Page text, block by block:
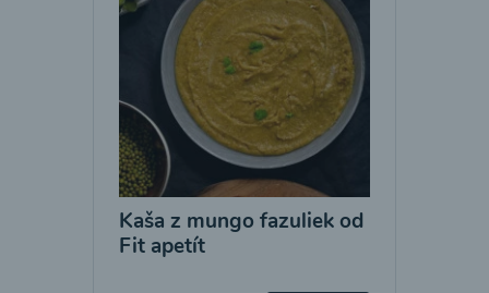
Kaša z mungo fazuliek od
Fit apetít